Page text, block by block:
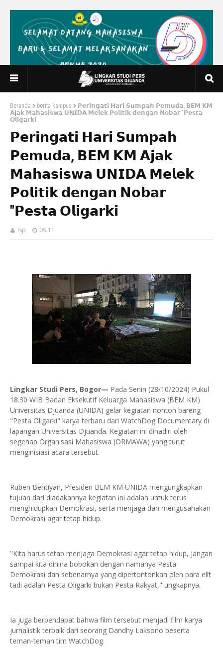
Beranda berita kampus
𝗣𝗲𝗿𝗶𝗻𝗴𝗮𝘁𝗶 𝗛𝗮𝗿𝗶 𝗦𝘂𝗺𝗽𝗮𝗵 𝗣𝗲𝗺𝘂𝗱𝗮, 𝗕𝗘𝗠 𝗞𝗠
𝗔𝗷𝗮𝗸 𝗠𝗮𝗵𝗮𝘀𝗶𝘀𝘄𝗮 𝗨𝗡𝗜𝗗𝗔 𝗠𝗲𝗹𝗲𝗸 𝗣𝗼𝗹𝗶𝘁𝗶𝗸 𝗱𝗲𝗻𝗴𝗮𝗻 𝗡𝗼𝗯𝗮𝗿 "𝗣𝗲𝘀𝘁𝗮
𝗢𝗹𝗶𝗴𝗮𝗿𝗸𝗶
𝗣𝗲𝗿𝗶𝗻𝗴𝗮𝘁𝗶 𝗛𝗮𝗿𝗶 𝗦𝘂𝗺𝗽𝗮𝗵
𝗣𝗲𝗺𝘂𝗱𝗮, 𝗕𝗘𝗠 𝗞𝗠 𝗔𝗷𝗮𝗸
𝗠𝗮𝗵𝗮𝘀𝗶𝘀𝘄𝗮 𝗨𝗡𝗜𝗗𝗔 𝗠𝗲𝗹𝗲𝗸
𝗣𝗼𝗹𝗶𝘁𝗶𝗸 𝗱𝗲𝗻𝗴𝗮𝗻 𝗡𝗼𝗯𝗮𝗿
"𝗣𝗲𝘀𝘁𝗮 𝗢𝗹𝗶𝗴𝗮𝗿𝗸𝗶
lsp 09.11
Lingkar Studi Pers, Bogor— Pada Senin (28/10/2024) Pukul
18.30 WIB Badan Eksekutif Keluarga Mahasiswa (BEM KM)
Universitas Djuanda (UNIDA) gelar kegiatan nonton bareng
"Pesta Oligarki" karya terbaru dari WatchDog Documentary di
lapangan Universitas Djuanda. Kegiatan ini dihadiri oleh
segenap Organisasi Mahasiswa (ORMAWA) yang turut
menginisiasi acara tersebut.
Ruben Bentiyan, Presiden BEM KM UNIDA mengungkapkan
tujuan dari diadakannya kegiatan ini adalah untuk terus
menghidupkan Demokrasi, serta menjaga dan mengusahakan
Demokrasi agar tetap hidup.
"Kita harus tetap menjaga Demokrasi agar tetap hidup, jangan
sampai kita dinina bobokan dengan namanya Pesta
Demokrasi dan sebenarnya yang dipertontonkan oleh para elit
tadi adalah Pesta Oligarki bukan Pesta Rakyat," ungkapnya.
Ia juga berpendapat bahwa film tersebut menjadi film karya
jurnalistik terbaik dari seorang Dandhy Laksono beserta
teman-teman tim WatchDog.